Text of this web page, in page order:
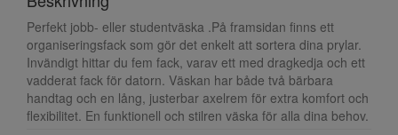
Perfekt jobb- eller studentväska .På framsidan finns ett
organiseringsfack som gör det enkelt att sortera dina prylar.
Invändigt hittar du fem fack, varav ett med dragkedja och ett
vadderat fack för datorn. Väskan har både två bärbara
handtag och en lång, justerbar axelrem för extra komfort och
flexibilitet. En funktionell och stilren väska för alla dina behov.